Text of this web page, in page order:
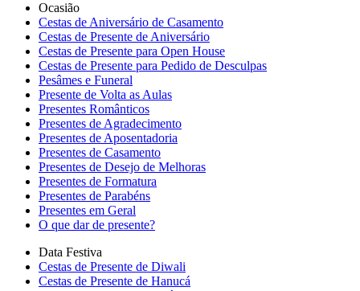
Ocasião
Cestas de Aniversário de Casamento
Cestas de Presente de Aniversário
Cestas de Presente para Open House
Cestas de Presente para Pedido de Desculpas
Pesâmes e Funeral
Presente de Volta as Aulas
Presentes Românticos
Presentes de Agradecimento
Presentes de Aposentadoria
Presentes de Casamento
Presentes de Desejo de Melhoras
Presentes de Formatura
Presentes de Parabéns
Presentes em Geral
O que dar de presente?
Data Festiva
Cestas de Presente de Diwali
Cestas de Presente de Hanucá